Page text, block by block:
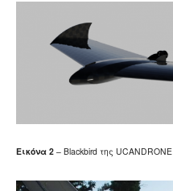
Εικόνα 2 – Blackbird της UCANDRONE